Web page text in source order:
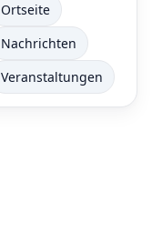
Ortseite
Nachrichten
Veranstaltungen